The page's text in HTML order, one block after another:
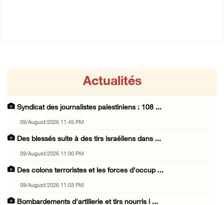
Actualités
Syndicat des journalistes palestiniens : 108 ...
09/August/2026 11:45 PM
Des blessés suite à des tirs israéliens dans ...
09/August/2026 11:30 PM
Des colons terroristes et les forces d'occup ...
09/August/2026 11:03 PM
Bombardements d'artillerie et tirs nourris i ...